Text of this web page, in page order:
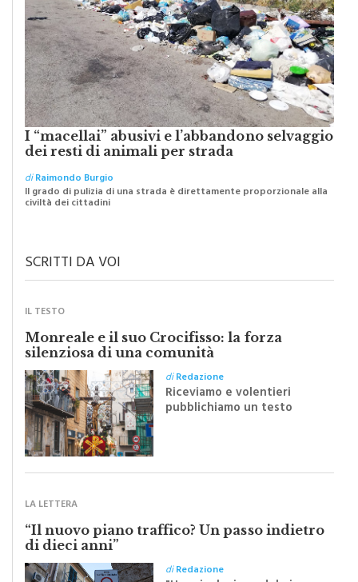
I “macellai” abusivi e l’abbandono selvaggio
dei resti di animali per strada
diRaimondo Burgio
SCRITTI DA VOI
IL TESTO
Monreale e il suo Crocifisso: la forza
silenziosa di una comunità
diRedazione
Riceviamo e volentieri
Sapienza all'indomani della
LA LETTERA
“Il nuovo piano traffico? Un passo indietro
di dieci anni”